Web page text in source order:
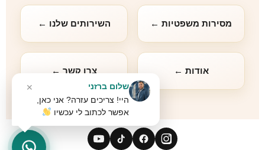
מסירות משפטיות ← השירותים שלנו ←
אודות ← צרו קשר ←
✕
שלום ברזני
היי! צריכים עזרה? אני כאן,
אפשר לכתוב לי עכשיו